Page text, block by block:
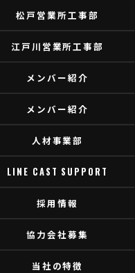
松戸営業所工事部
江戸川営業所工事部
メンバー紹介
メンバー紹介
人材事業部
LINE CAST SUPPORT
採用情報
協力会社募集
当社の特徴